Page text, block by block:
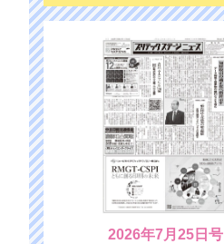
2026年7月25日号